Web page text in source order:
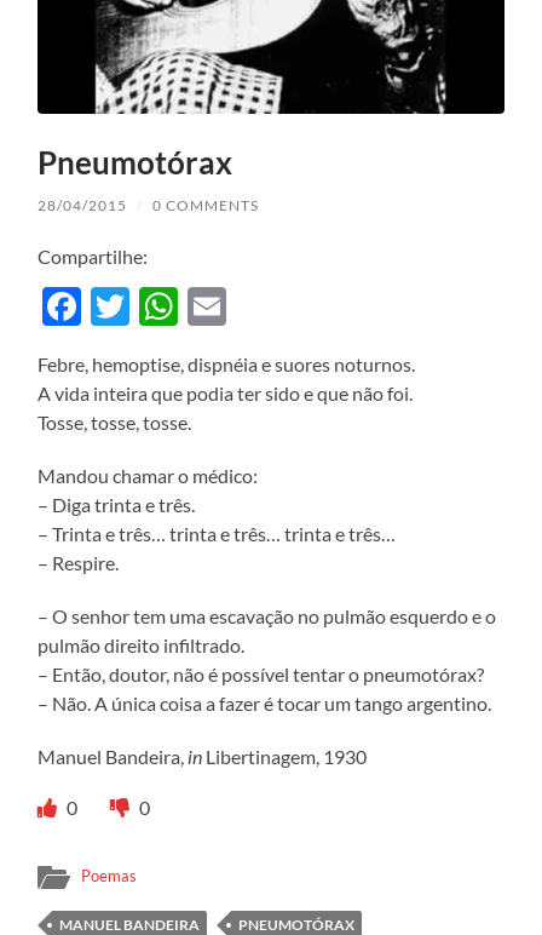
Pneumotórax
28/04/2015 / 0 COMMENTS
Compartilhe:
Facebook
TwitterWhatsApp
Febre, hemoptise, dispnéia e suores noturnos.
A vida inteira que podia ter sido e que não foi.
Tosse, tosse, tosse.
Mandou chamar o médico:
– Diga trinta e três.
– Trinta e três… trinta e três… trinta e três…
– Respire.
– O senhor tem uma escavação no pulmão esquerdo e o
pulmão direito infiltrado.
– Então, doutor, não é possível tentar o pneumotórax?
– Não. A única coisa a fazer é tocar um tango argentino.
Manuel Bandeira, in Libertinagem, 1930
0 0
Poemas
MANUEL BANDEIRA PNEUMOTÓRAX